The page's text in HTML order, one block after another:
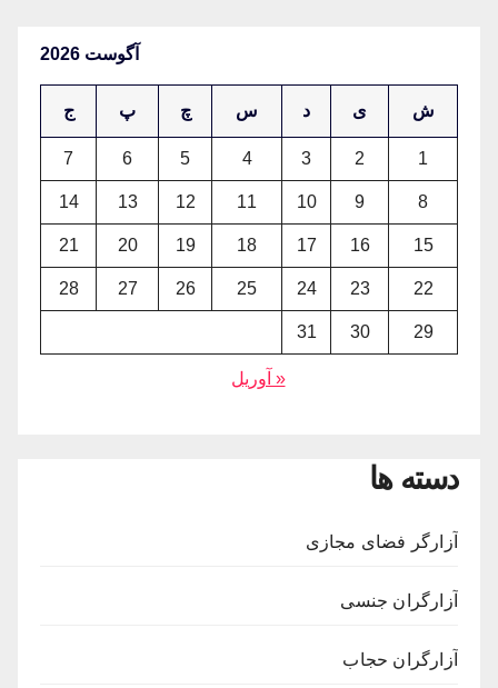
آگوست 2026
ش ی د س چ پ ج
1
2
3
4
5
6
7
8
9
10
11
12
13
14
15
16
17
18
19
20
21
22
23
24
25
26
27
28
29
30
31
« آوریل
دسته ها
آزارگر فضای مجازی
آزارگران جنسی
آزارگران حجاب